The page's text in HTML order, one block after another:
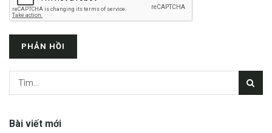
Bài viết mới